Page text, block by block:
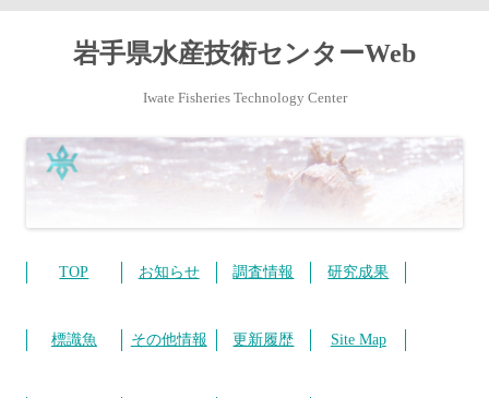
岩手県水産技術センターWeb
Iwate Fisheries Technology Center
テ
ン
ス
キ
TOP お知らせ 調査情報 研究成果
標識魚 その他情報 更新履歴 Site Map